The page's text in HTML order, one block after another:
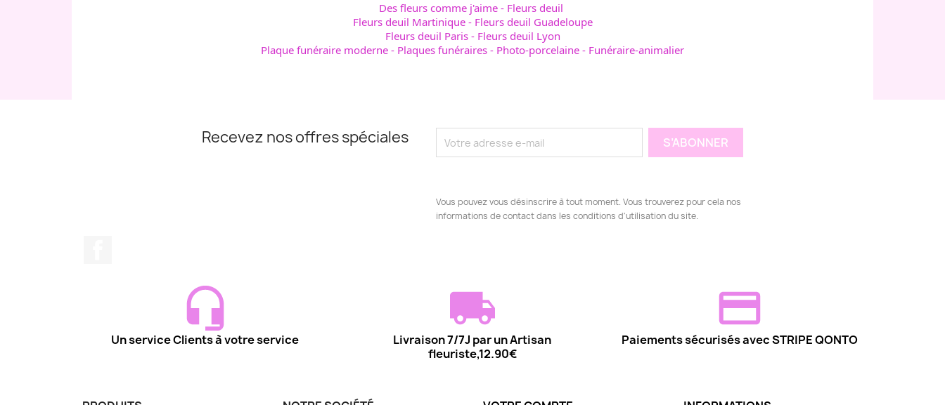
Des fleurs comme j'aime - Fleurs deuil
Fleurs deuil Martinique- Fleurs deuil Guadeloupe
Fleurs deuil Paris- Fleurs deuil Lyon
Plaque funéraire moderne - Plaques funéraires - Photo-porcelaine - Funéraire-animalier
Recevez nos offres spéciales
Vous pouvez vous désinscrire à tout moment. Vous trouverez pour cela nos
informations de contact dans les conditions d'utilisation du site.
Un service Clients à votre service
Livraison 7/7J par un Artisan
fleuriste,12.90€
Paiements sécurisés avec STRIPE QONTO